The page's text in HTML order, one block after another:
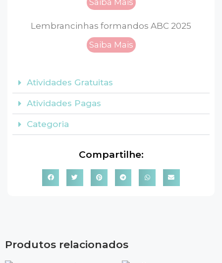
Saiba Mais
Lembrancinhas formandos ABC 2025
Saiba Mais
Atividades Gratuitas
Atividades Pagas
Categoria
Compartilhe:
Produtos relacionados